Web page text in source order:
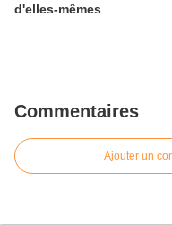
d'elles-mêmes
Commentaires
Ajouter un